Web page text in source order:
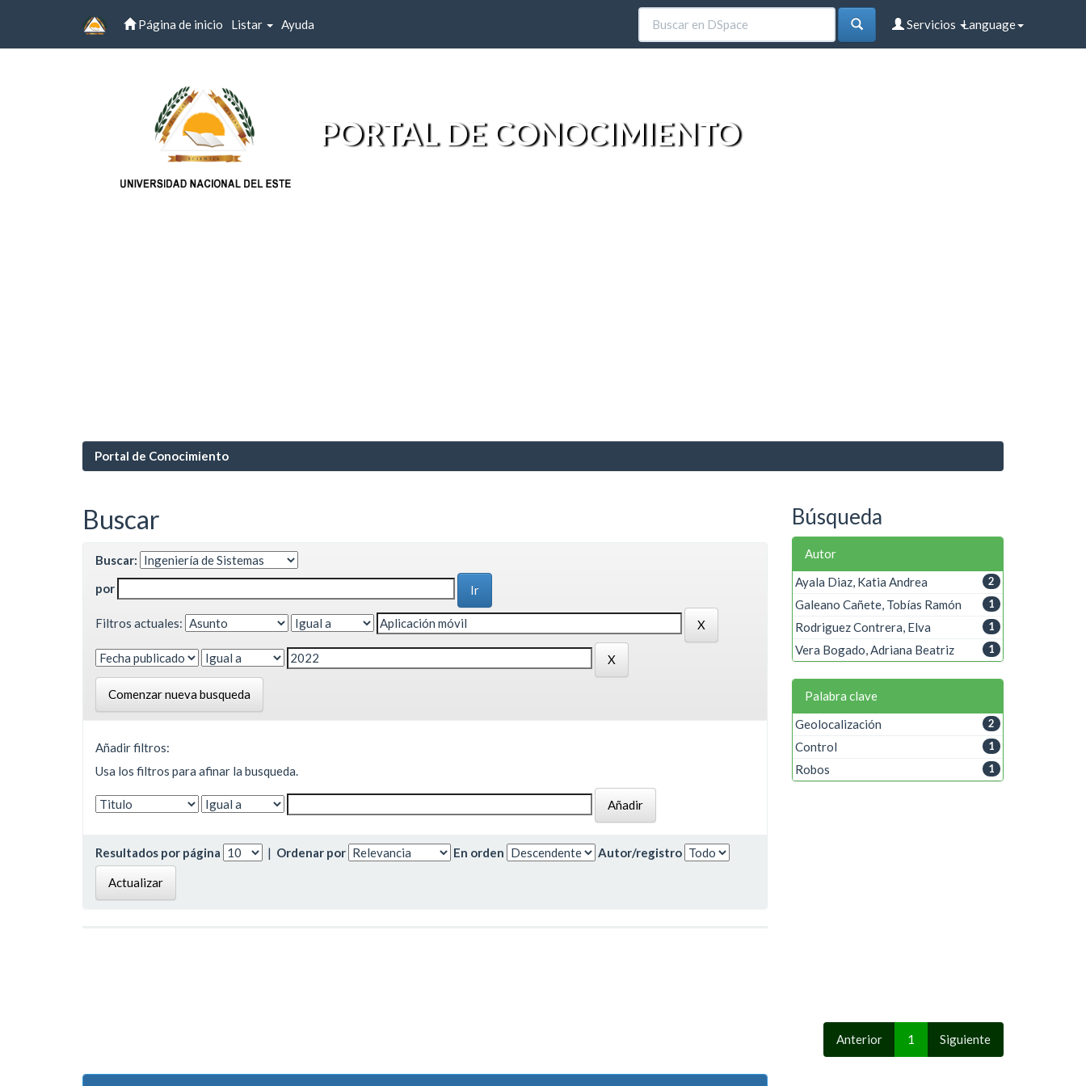
Página de inicio Listar Ayuda Language
Servicios
PORTAL DE CONOCIMIENTO
Portal de Conocimiento
Buscar
Buscar:
por
Filtros actuales:
Comenzar nueva busqueda
Añadir filtros:
Usa los filtros para afinar la busqueda.
Resultados por página | Ordenar por En orden Autor/registro
Anterior 1 Siguiente
Búsqueda
Autor
2
Ayala Diaz, Katia Andrea
1
Galeano Cañete, Tobías Ramón
1
Rodriguez Contrera, Elva
1
Vera Bogado, Adriana Beatriz
Palabra clave
2
Geolocalización
1
Control
1
Robos